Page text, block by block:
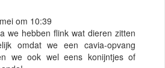
om 10:39
we hebben flink wat dieren zitten
omdat we een cavia-opvang
we ook wel eens konijntjes of